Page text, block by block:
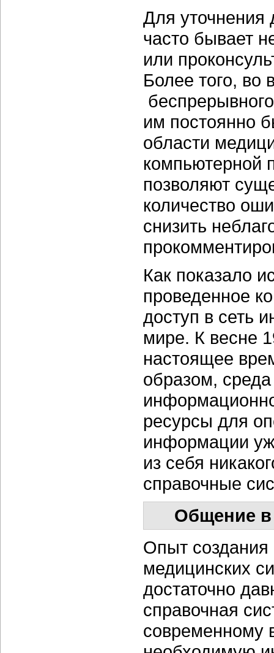
Для уточнения
часто бывает
или
Более того, во
им постоянно
области
компьютерной
позволяют
количество
снизить
Как показало
проведенное
доступ в сеть
мире. К весне
настоящее
образом,
ресурсы для
информации
из себя
справочные
Общение в
Опыт
медицинских
достаточно
справочная
современному